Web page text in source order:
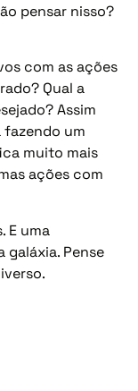
pensar nisso?
com as ações
Qual a
Assim
um
muito mais
ações com
E uma
galáxia. Pense